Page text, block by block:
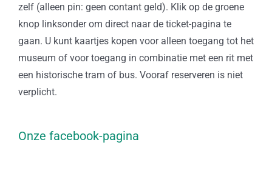
zelf (alleen pin: geen contant geld). Klik op de groene
knop linksonder om direct naar de ticket-pagina te
gaan. U kunt kaartjes kopen voor alleen toegang tot het
museum of voor toegang in combinatie met een rit met
een historische tram of bus. Vooraf reserveren is niet
verplicht.
Onze facebook-pagina